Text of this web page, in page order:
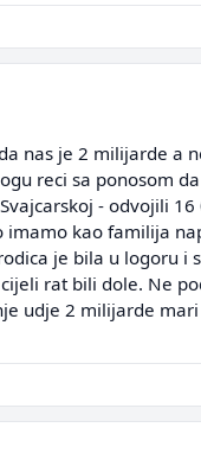
nas je 2 milijarde a
reci sa ponosom
- odvojili
imamo kao familija
je bila u logoru i
rat bili dole. Ne
udje 2 milijarde